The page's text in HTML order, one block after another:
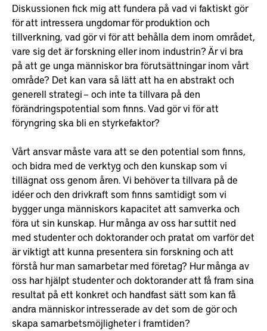
Diskussionen fick mig att fundera på vad vi faktiskt gör
för att intressera ungdomar för produktion och
tillverkning, vad gör vi för att behålla dem inom området,
vare sig det är forskning eller inom industrin? Är vi bra
på att ge unga människor bra förutsättningar inom vårt
område? Det kan vara så lätt att ha en abstrakt och
generell strategi – och inte ta tillvara på den
förändringspotential som finns. Vad gör vi för att
föryngring ska bli en styrkefaktor?
Vårt ansvar måste vara att se den potential som finns,
och bidra med de verktyg och den kunskap som vi
tillägnat oss genom åren. Vi behöver ta tillvara på de
idéer och den drivkraft som finns samtidigt som vi
bygger unga människors kapacitet att samverka och
föra ut sin kunskap. Hur många av oss har suttit ned
med studenter och doktorander och pratat om varför det
är viktigt att kunna presentera sin forskning och att
förstå hur man samarbetar med företag? Hur många av
oss har hjälpt studenter och doktorander att få fram sina
resultat på ett konkret och handfast sätt som kan få
andra människor intresserade av det som de gör och
skapa samarbetsmöjligheter i framtiden?